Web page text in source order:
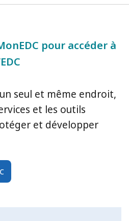
pour accéder à
seul et même endroit,
et les outils
et développer